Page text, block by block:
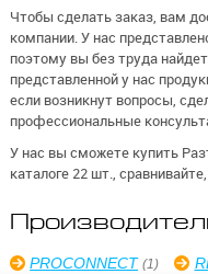
Чтобы сделать заказ, вам
компании. У нас
поэтому вы без труда
представленной у нас
если возникнут вопросы,
профессиональные
У нас вы сможете купить
каталоге 22 шт.,
PROCONNECT (1)